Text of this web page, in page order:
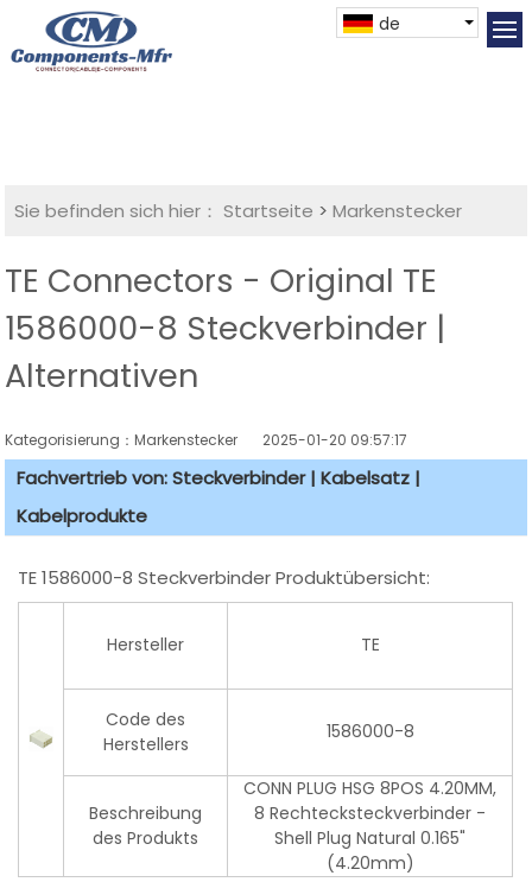
de
Sie befinden sich hier： Startseite >Markenstecker
TE Connectors - Original TE
1586000-8 Steckverbinder |
Alternativen
Kategorisierung：Markenstecker 2025-01-20 09:57:17
Fachvertrieb von: Steckverbinder | Kabelsatz |
Kabelprodukte
TE 1586000-8 Steckverbinder Produktübersicht:
Hersteller TE
Code des
Herstellers
1586000-8
Beschreibung
des Produkts
CONN PLUG HSG 8POS 4.20MM,
8 Rechtecksteckverbinder -
Shell Plug Natural 0.165"
(4.20mm)